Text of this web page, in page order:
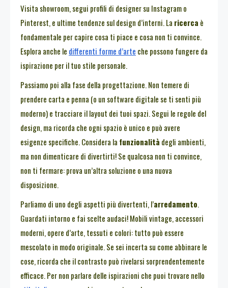
Visita showroom, segui profili di designer su Instagram o
Pinterest, e ultime tendenze sul design d’interni. La ricerca è
fondamentale per capire cosa ti piace e cosa non ti convince.
Esplora anche le differenti forme d’arte che possono fungere da
ispirazione per il tuo stile personale.
Passiamo poi alla fase della progettazione. Non temere di
prendere carta e penna (o un software digitale se ti senti più
moderno) e tracciare il layout dei tuoi spazi. Segui le regole del
design, ma ricorda che ogni spazio è unico e può avere
esigenze specifiche. Considera la funzionalità degli ambienti,
ma non dimenticare di divertirti! Se qualcosa non ti convince,
non ti fermare: prova un’altra soluzione o una nuova
disposizione.
Parliamo di uno degli aspetti più divertenti, l’arredamento.
Guardati intorno e fai scelte audaci! Mobili vintage, accessori
moderni, opere d’arte, tessuti e colori: tutto può essere
mescolato in modo originale. Se sei incerta su come abbinare le
cose, ricorda che il contrasto può rivelarsi sorprendentemente
efficace. Per non parlare delle ispirazioni che puoi trovare nello